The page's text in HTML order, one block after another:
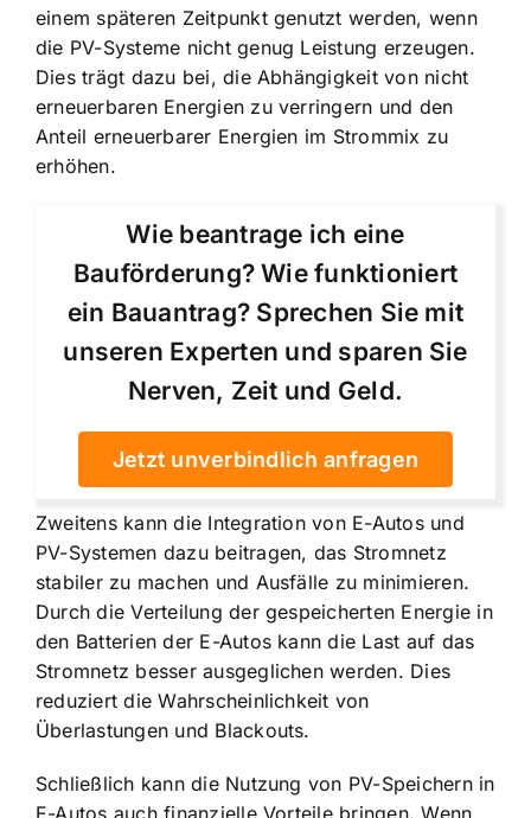
einem späteren Zeitpunkt genutzt werden, wenn
die PV-Systeme nicht genug Leistung erzeugen.
Dies trägt dazu bei, die Abhängigkeit von nicht
erneuerbaren Energien zu verringern und den
Anteil erneuerbarer Energien im Strommix zu
erhöhen.
Wie beantrage ich eine
Bauförderung? Wie funktioniert
ein Bauantrag? Sprechen Sie mit
unseren Experten und sparen Sie
Nerven, Zeit und Geld.
Jetzt unverbindlich anfragen
Zweitens kann die Integration von E-Autos und
PV-Systemen dazu beitragen, das Stromnetz
stabiler zu machen und Ausfälle zu minimieren.
Durch die Verteilung der gespeicherten Energie in
den Batterien der E-Autos kann die Last auf das
Stromnetz besser ausgeglichen werden. Dies
reduziert die Wahrscheinlichkeit von
Überlastungen und Blackouts.
Schließlich kann die Nutzung von PV-Speichern in